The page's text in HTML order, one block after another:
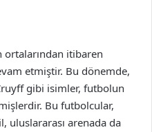
ortalarından itibaren
etmiştir. Bu dönemde,
gibi isimler, futbolun
Bu futbolcular,
uluslararası arenada da